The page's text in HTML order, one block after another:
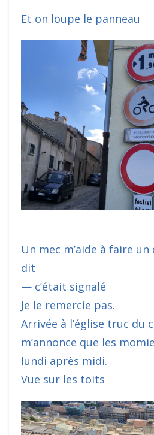
Et on loupe le panneau
Un mec m’aide à faire
dit
— c’était signalé
Je le remercie pas.
Arrivée à l’église truc du
m’annonce que les
lundi après midi.
Vue sur les toits